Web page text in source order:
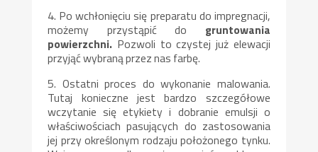
4. Po wchłonięciu się preparatu do impregnacji,
możemy przystąpić do gruntowania
powierzchni. Pozwoli to czystej już elewacji
przyjąć wybraną przez nas farbę.
5. Ostatni proces do wykonanie malowania.
Tutaj konieczne jest bardzo szczegółowe
wczytanie się etykiety i dobranie emulsji o
właściwościach pasujących do zastosowania
jej przy określonym rodzaju położonego tynku.